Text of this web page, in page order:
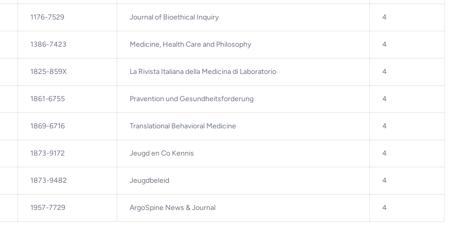
1176-7529 Journal of Bioethical Inquiry 4
1386-7423 Medicine, Health Care and Philosophy 4
1825-859X La Rivista Italiana della Medicina di Laboratorio 4
1861-6755 Pravention und Gesundheitsforderung 4
1869-6716 Translational Behavioral Medicine 4
1873-9172 Jeugd en Co Kennis 4
1873-9482 Jeugdbeleid 4
1957-7729 ArgoSpine News & Journal 4